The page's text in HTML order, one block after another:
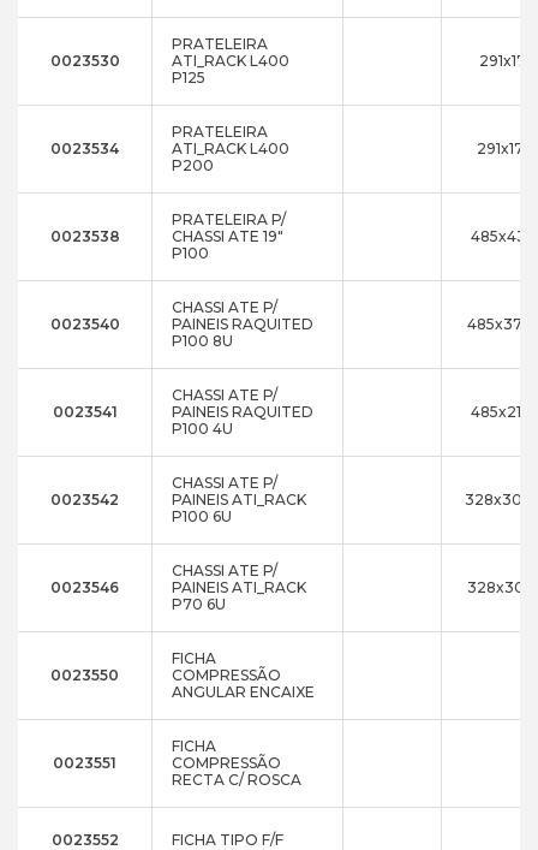
0023530
PRATELEIRA
ATI_RACK L400
P125
0023534
PRATELEIRA
ATI_RACK L400
P200
0023538
PRATELEIRA P/
CHASSI ATE 19"
P100
0023540
CHASSI ATE P/
PAINEIS RAQUITED
P100 8U
0023541
CHASSI ATE P/
PAINEIS RAQUITED
P100 4U
0023542
CHASSI ATE P/
PAINEIS ATI_RACK
P100 6U
0023546
CHASSI ATE P/
PAINEIS ATI_RACK
P70 6U
0023550
FICHA
COMPRESSÃO
ANGULAR ENCAIXE
0023551
FICHA
COMPRESSÃO
RECTA C/ ROSCA
0023552 FICHA TIPO F/F